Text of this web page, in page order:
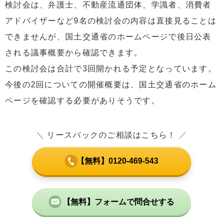
検討会は、弁護士、不動産流通団体、学識者、消費者
アドバイザーなど9名の検討会の内容は直接見ることは
できませんが、国土交通省のホームページで後日公表
される議事概要から確認できます。
この検討会は合計で3回開かれる予定となっています。
今後の2回についての開催概要は、国土交通省のホーム
ページを確認する必要がありそうです。
＼ リースバックのご相談はこちら！ ／
【無料】0120-469-543
【無料】フォームで問合せする